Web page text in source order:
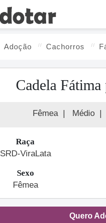
Adoção Cachorros
Cadela Fátima
Fêmea | Médio |
Raça
SRD-ViraLata
Sexo
Fêmea
Quero